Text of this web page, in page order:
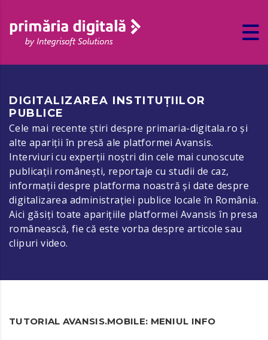
DIGITALIZAREA INSTITUȚIILOR
PUBLICE
Cele mai recente știri despre primaria-digitala.ro și
alte apariții în presă ale platformei Avansis.
Interviuri cu experții noștri din cele mai cunoscute
publicații românești, reportaje cu studii de caz,
informații despre platforma noastră și date despre
digitalizarea administrației publice locale în România.
Aici găsiți toate aparițiile platformei Avansis în presa
românească, fie că este vorba despre articole sau
clipuri video.
TUTORIAL AVANSIS.MOBILE: MENIUL INFO